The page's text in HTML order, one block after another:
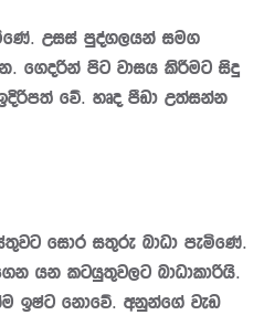
උසස් පුද්ගලයන් සමග
ගෙදරින් පිට වාසය කිරීමට සිදු
වේ. හෘද පීඩා උත්සන්න
සොර සතුරු බාධා පැමිණේ.
යන කටයුතුවලට බාධාකාරියි.
ඉෂ්ට නොවේ. අනුන්ගේ වැඩ